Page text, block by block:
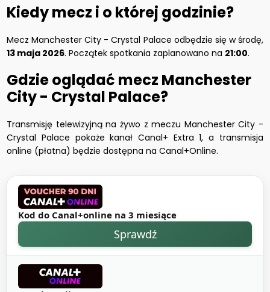
Kiedy mecz i o której godzinie?
Mecz Manchester City - Crystal Palace odbędzie się w środę,
13 maja 2026. Początek spotkania zaplanowano na 21:00.
Gdzie oglądać mecz Manchester
City - Crystal Palace?
Transmisję telewizyjną na żywo z meczu Manchester City -
Crystal Palace pokaże kanał Canal+ Extra 1, a transmisja
online (płatna) będzie dostępna na Canal+Online.
Kod do Canal+online na 3 miesiące
Sprawdź